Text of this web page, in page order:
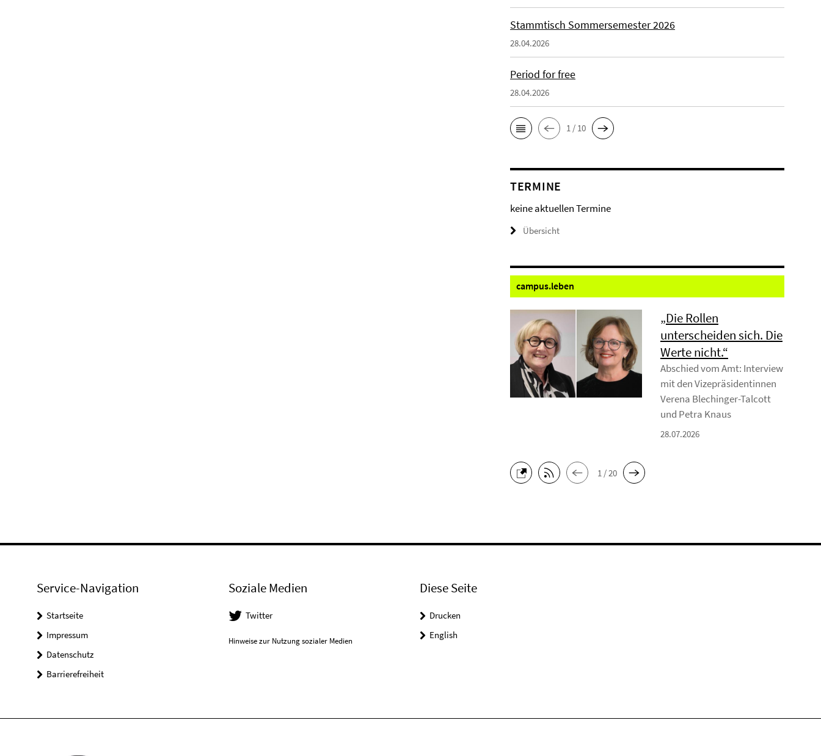
Stammtisch Sommersemester 2026
28.04.2026
Period for free
28.04.2026
1 / 10
TERMINE
keine aktuellen Termine
Übersicht
campus.leben
„Die Rollen
unterscheiden sich. Die
Werte nicht.“
Abschied vom Amt: Interview
mit den Vizepräsidentinnen
Verena Blechinger-Talcott
und Petra Knaus
28.07.2026
1 / 20
Service-Navigation
Startseite
Impressum
Datenschutz
Barrierefreiheit
Soziale Medien
Twitter
Hinweise zur Nutzung sozialer Medien
Diese Seite
Drucken
English